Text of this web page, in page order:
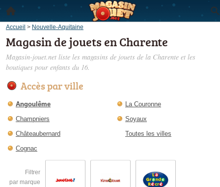
Accueil > Nouvelle-Aquitaine
Magasin de jouets en Charente
Magasin-jouet.net liste les magasins de jouets de la Charente et les
boutiques pour enfants du 16.
Accès par ville
Angoulême
Champniers
Châteaubernard
Cognac
La Couronne
Soyaux
Toutes les villes
Filtrer
par marque